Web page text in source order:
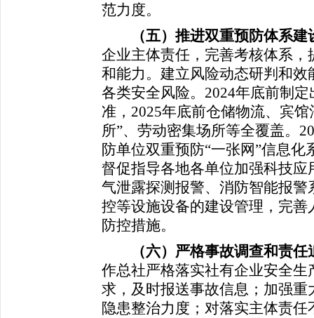
范力度。
（五）推进双重预防体系建
企业主体责任，完善考核体系
和能力。建立风险动态研判和
各类安全风险。2024年底前制
准，2025年底前仓储物流、宾
所”、劳动密集场所等全覆盖。
防单位双重预防“一张网”信息
督促指导各地各单位加强科技
气泄露探测报警、消防智能报
控等设施设备的建设管理，完
防控措施。
（六）严格事故调查和责任
作总社严格落实社有企业安全
求，及时报送事故信息；加强
隐患整治力度；对落实主体责